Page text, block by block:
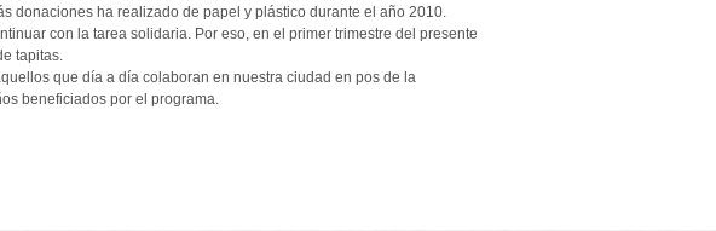
donaciones ha realizado de papel y plástico durante el año 2010.
con la tarea solidaria. Por eso, en el primer trimestre del presente
tapitas.
que día a día colaboran en nuestra ciudad en pos de la
beneficiados por el programa.